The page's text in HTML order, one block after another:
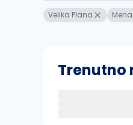
Velika Plana
Trenutno